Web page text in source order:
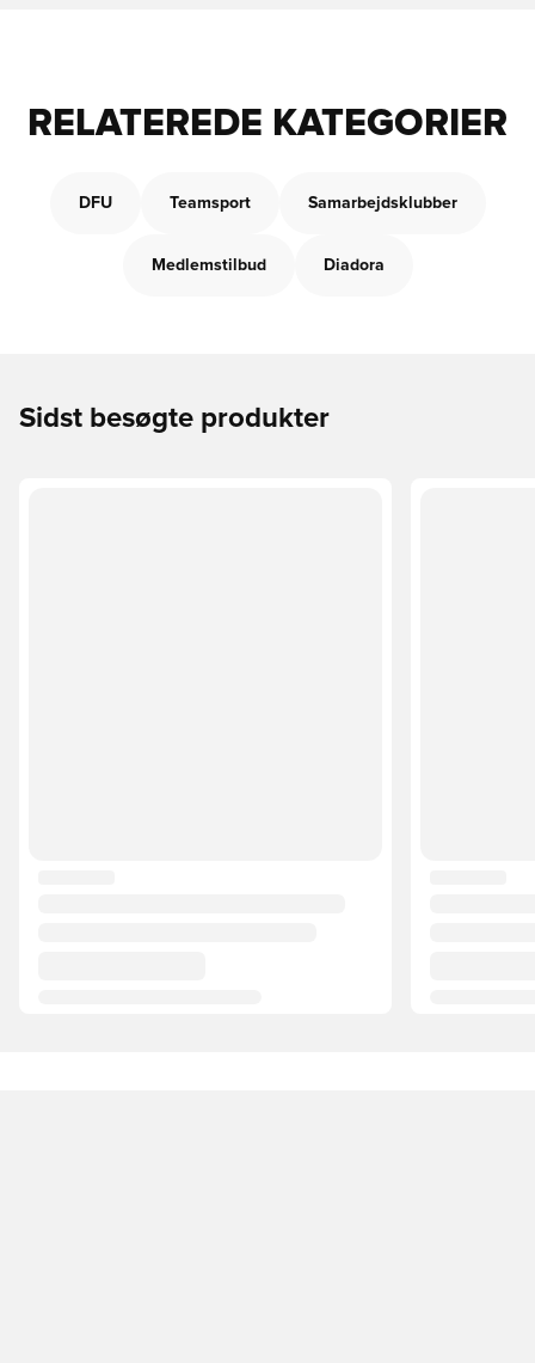
RELATEREDE KATEGORIER
DFU Teamsport Samarbejdsklubber
Medlemstilbud Diadora
Sidst besøgte produkter